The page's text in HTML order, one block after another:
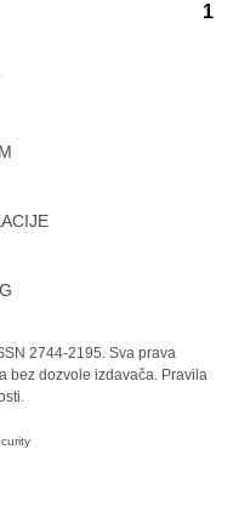
1
2744-2195. Sva prava
bez dozvole izdavača. Pravila